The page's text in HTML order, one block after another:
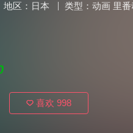
地区： 日本 类型：动画 里
 喜欢998